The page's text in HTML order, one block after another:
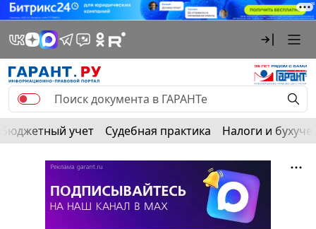
Бюджетный учет Судебная практика Налоги и